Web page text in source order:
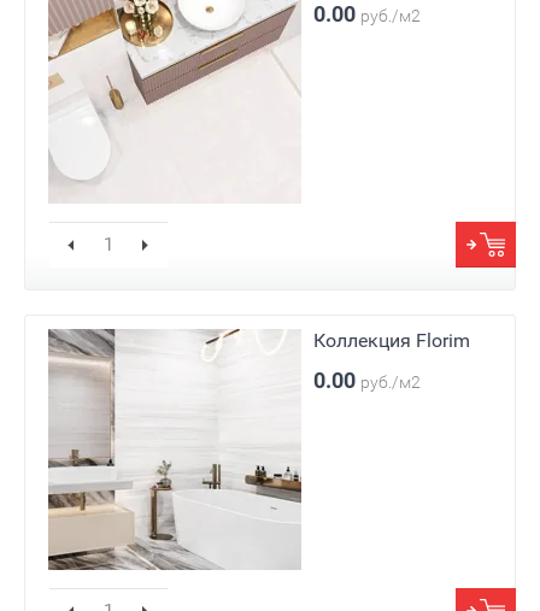
0.00 руб./м2
Коллекция Florim
0.00 руб./м2